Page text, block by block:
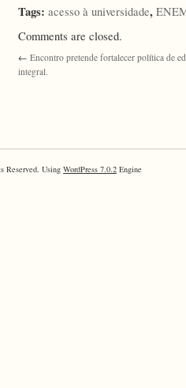
Tags: acesso à universidade,
Comments are closed.
← Encontro pretende fortalecer política de
integral.
Reserved. Using WordPress 7.0.2 Engine